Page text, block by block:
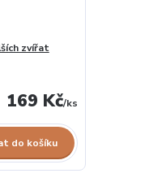
zvířat
169 Kč/ks
do košíku